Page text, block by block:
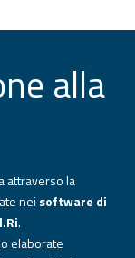
alla
attraverso la
nei software di
.
elaborate